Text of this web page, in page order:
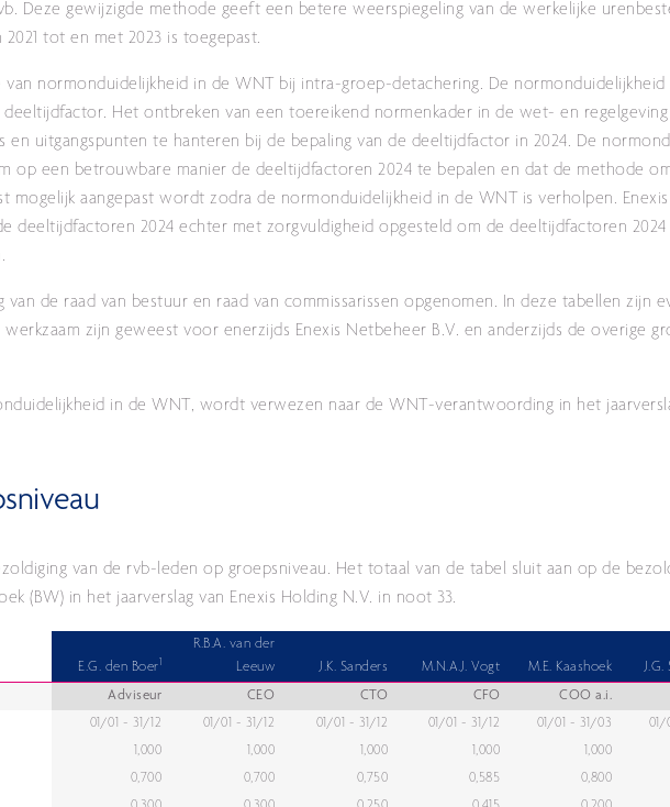
Deze gewijzigde methode geeft een betere weerspiegeling van de werkelijke
tot en met 2023 is toegepast.
van normonduidelijkheid in de WNT bij intra-groep-detachering. De
Het ontbreken van een toereikend normenkader in de wet- en
en uitgangspunten te hanteren bij de bepaling van de deeltijdfactor in 2024. De
op een betrouwbare manier de deeltijdfactoren 2024 te bepalen en dat de methode
mogelijk aangepast wordt zodra de normonduidelijkheid in de WNT is verholpen.
deeltijdfactoren 2024 echter met zorgvuldigheid opgesteld om de deeltijdfactoren
van de raad van bestuur en raad van commissarissen opgenomen. In deze tabellen zijn
zijn geweest voor enerzijds Enexis Netbeheer B.V. en anderzijds de overige
in de WNT, wordt verwezen naar de WNT-verantwoording in het
van de rvb-leden op groepsniveau. Het totaal van de tabel sluit aan op de
(BW) in het jaarverslag van Enexis Holding N.V. in noot 33.
E.G. den Boer 1
R.B.A. van der
Leeuw
J.K. Sanders M.N.A.J. Vogt M.E. Kaashoek
Adviseur CEO CTO CFO COO a.i.
01/01 - 31/12 01/01 - 31/12 01/01 - 31/12 01/01 - 31/12 01/01 - 31/03
01/
1,000 1,000 1,000 1,000 1,000
0,700 0,700 0,750 0,585 0,800